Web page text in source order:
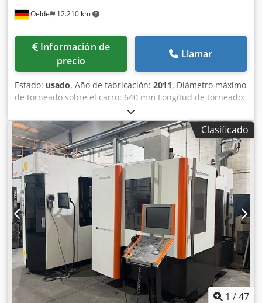
Oelde 12.210 km
Información de
precio
Llamar
Estado: usado, Año de fabricación: 2011, Diámetro máximo
de torneado sobre el carro: 640 mm Longitud de torneado:
2.000 mm Control: 840D, incluye Weiler SL1 Siemens Altura
entre puntos: 320 mm Diámetro máximo sobre el platillo:
405 mm Recorrido del platillo: 380 mm Recorrido del carro
superior: 130 mm Ancho del carro: 380 mm Sección
transversal del vástago de la herramienta de torneado: 32
x 25 mm Rango de velocidad de giro – husillo principal: 0 -
2.500 min/-1 Número de marchas: 2 Marcha 1: 0 - 800
min/-1 Marcha 2: 0 - 2.500 min/-1 Potencia de
accionamiento – husillo principal: 20,5 / 17 kW Par máximo:
1.400 Nm Cono del husillo: tamaño 8, DIN 55027 Diámetro
del husillo en el cojinete delantero: 120 mm Diámetro del
orificio del husillo: 83 mm Cono interior: 90 métrico Fuerza
de avance longitudinal: 10.000 N Fuerza de avance
transversal: 9.000 N Rango de avance: 0 - 20 mm/min
Avance rápido: 10/7 | 5/3,5 m/min Métrico: 0,1 - 400 mm
Pulgadas: 1/4 - 56 G/1" Módulo: mm . II Diámetro del
Clasificado
1 /47